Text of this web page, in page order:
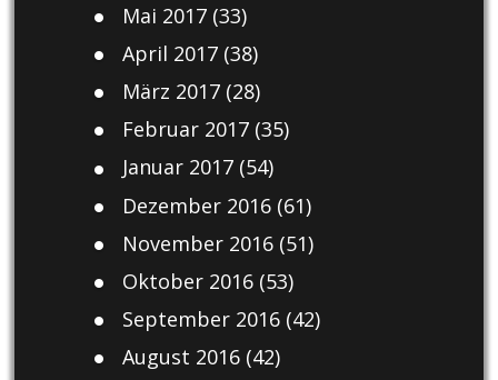
Mai 2017(33)
April 2017(38)
März 2017(28)
Februar 2017(35)
Januar 2017(54)
Dezember 2016(61)
November 2016(51)
Oktober 2016(53)
September 2016(42)
August 2016(42)